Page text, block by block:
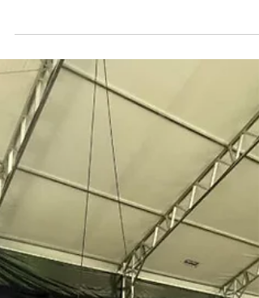
competição, que acontecem em abril